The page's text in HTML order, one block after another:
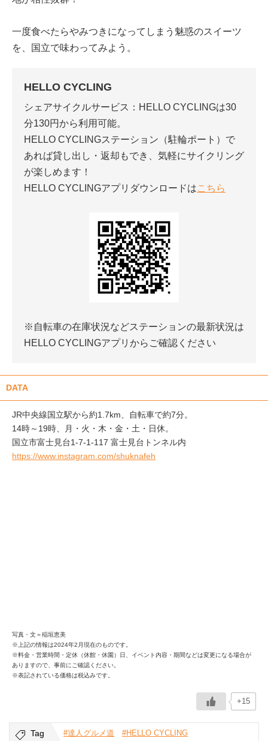
一度食べたらやみつきになってしまう魅惑のスイーツ
を、国立で味わってみよう。
HELLO CYCLING
シェアサイクルサービス：HELLO CYCLINGは30
分130円から利用可能。
HELLO CYCLINGステーション（駐輪ポート）で
あれば貸し出し・返却もでき、気軽にサイクリング
が楽しめます！
HELLO CYCLINGアプリダウンロードはこちら
※自転車の在庫状況などステーションの最新状況は
HELLO CYCLINGアプリからご確認ください
DATA
JR中央線国立駅から約1.7km、自転車で約7分。
14時～19時、月・火・木・金・土・日休。
国立市富士見台1-7-1-117 富士見台トンネル内
https://www.instagram.com/shuknafeh
写真・文＝稲垣恵美
※上記の情報は2024年2月現在のものです。
※料金・営業時間・定休（休館・休園）日、イベント内容・期間などは変更になる場合が
ありますので、事前にご確認ください。
※表記されている価格は税込みです。
+15
Tag #達人グルメ道
#HELLO CYCLING